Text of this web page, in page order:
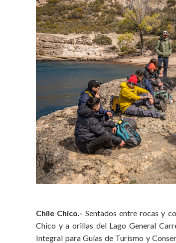
Chile Chico.- Sentados entre rocas y
Chico y a orillas del Lago General
Integral para Guías de Turismo y